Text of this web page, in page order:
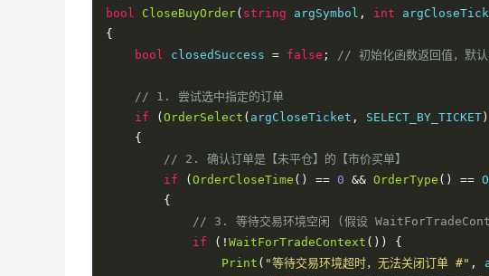
bool
CloseBuyOrder( string argSymbol , int
{
bool closedSuccess = false ; // 初始化函数返回值，默认
// 1. 尝试选中指定的订单
if
( OrderSelect ( argCloseTicket , SELECT_BY_TICKET
{
// 2. 确认订单是【未平仓】的【市价买单】
if
( OrderCloseTime () == 0 && OrderType () ==
{
// 3. 等待交易环境空闲 (假设
if
(! WaitForTradeContext ())
{
Print ( "等待交易环境超时，无法关闭订单 #" ,